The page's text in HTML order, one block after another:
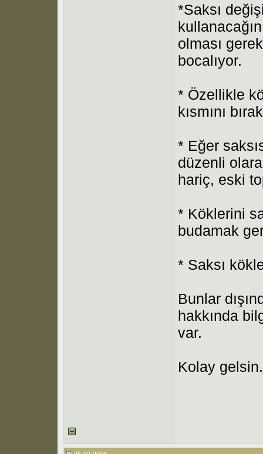
*Saksı
olması
bocalıyor.
* Özellikle
kısmını
* Eğer
düzenli
hariç, eski
* Köklerini
budamak
* Saksı
Bunlar
hakkında
var.
Kolay gelsin.